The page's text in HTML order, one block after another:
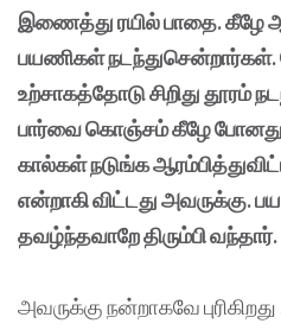
இணைத்து ரயில் பாதை. கீழே
பயணிகள்
உற்சாகத்தோடு சிறிது தூரம்
பார்வை கொஞ்சம் கீழே
கால்கள் நடுங்க
என்றாகி விட்டது அவருக்கு.
தவழ்ந்தவாறே திரும்பி வந்தார்.
அவருக்கு நன்றாகவே